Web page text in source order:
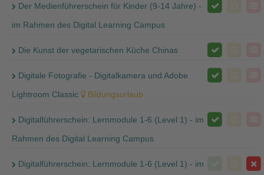
Der Medienführerschein für Kinder (9-14 Jahre) -
im Rahmen des Digital Learning Campus
Die Kunst der vegetarischen Küche Chinas
Digitale Fotografie - Digitalkamera und Adobe
Lightroom Classic
Bildungsurlaub
Digitalführerschein: Lernmodule 1-6 (Level 1) - im
Rahmen des Digital Learning Campus
Digitalführerschein: Lernmodule 1-6 (Level 1) - im